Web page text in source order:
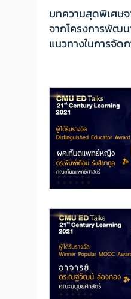
บทความสุดพิเศษ
จากโครงการพัฒน
แนวทางในการจัด